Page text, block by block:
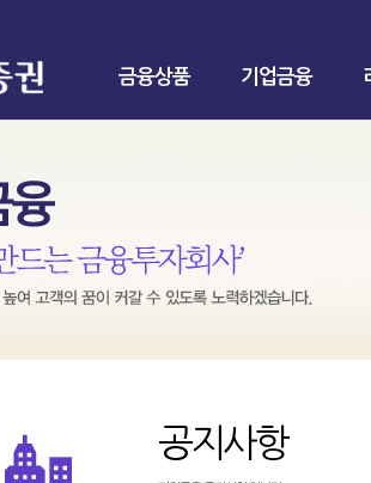
금융상품 기업금융
공지사항